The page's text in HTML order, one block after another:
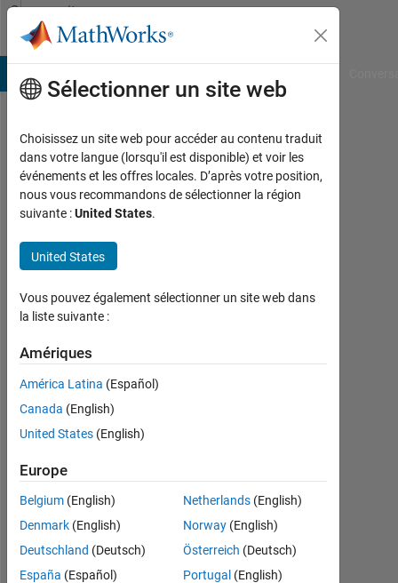
Passer au contenu
Community
Profile
Sietse
Braakman
MathWorks
seen:
plus
ans il
|
Actif
depuis
Followers:
0
0
Sélectionner un site web
Choisissez un site web pour accéder au contenu traduit
dans votre langue (lorsqu'il est disponible) et voir les
événements et les offres locales. D’après votre position,
nous vous recommandons de sélectionner la région
suivante :United States.
United States
Vous pouvez également sélectionner un site web dans
la liste suivante :
Amériques
América Latina (Español)
Canada (English)
United States (English)
Europe
Belgium (English)
Denmark (English)
Deutschland (Deutsch)
España (Español)
Netherlands(English)
Norway(English)
Österreich (Deutsch)
Portugal (English)